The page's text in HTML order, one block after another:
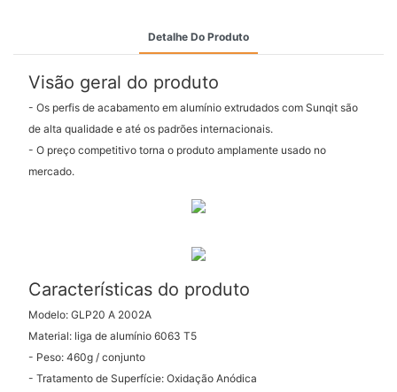
Detalhe Do Produto
Visão geral do produto
- Os perfis de acabamento em alumínio extrudados com Sunqit são
de alta qualidade e até os padrões internacionais.
- O preço competitivo torna o produto amplamente usado no
mercado.
Características do produto
Modelo: GLP20 A 2002A
Material: liga de alumínio 6063 T5
- Peso: 460g / conjunto
- Tratamento de Superfície: Oxidação Anódica